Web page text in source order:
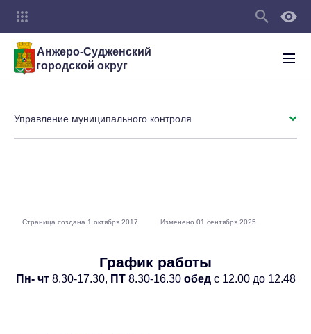
Анжеро-Судженский
городской округ
График работы
Пн- чт8.30-17.30, ПТ 8.30-16.30 обедс 12.00 до 12.48
Управление муниципального контроля
Страница создана 1 октября 2017 Изменено 01 сентября 2025